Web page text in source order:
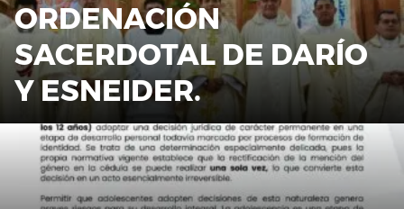
ORDENACIÓN
SACERDOTAL DE DARÍO
Y ESNEIDER.